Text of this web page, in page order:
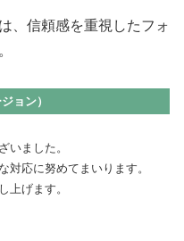
、信頼感を重視したフォ
ョン）
いました。
対応に努めてまいります。
上げます。